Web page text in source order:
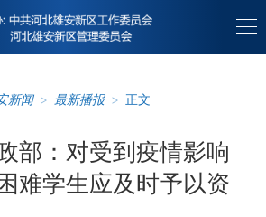
新闻 > 最新播报 > 正文
部：对受到疫情影响
难学生应及时予以资